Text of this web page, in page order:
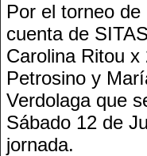
Por el torneo
cuenta de
Carolina Ritou
Petrosino y
Verdolaga que
Sábado 12 de
jornada.